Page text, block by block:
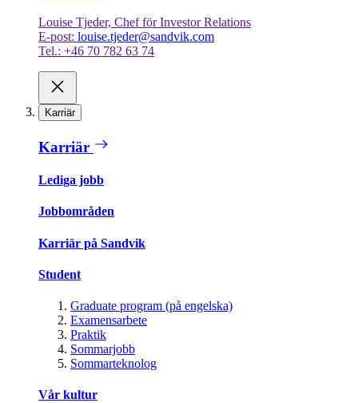
Louise Tjeder, Chef för Investor Relations
E-post: louise.tjeder@sandvik.com
Tel.: +46 70 782 63 74
Karriär
Karriär
Lediga jobb
Jobbområden
Karriär på Sandvik
Student
Graduate program (på engelska)
Examensarbete
Praktik
Sommarjobb
Sommarteknolog
Vår kultur